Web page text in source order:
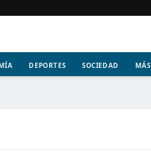
DEPORTES SOCIEDAD MÁS